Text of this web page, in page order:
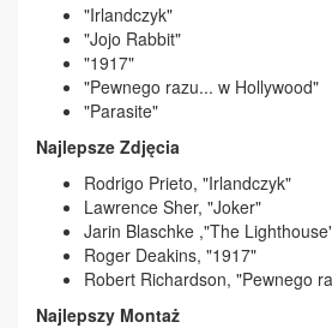
"Irlandczyk"
"Jojo Rabbit"
"1917"
"Pewnego razu... w Hollywood"
"Parasite"
Najlepsze Zdjęcia
Rodrigo Prieto, "Irlandczyk"
Lawrence Sher, "Joker"
Jarin Blaschke ,"The
Roger Deakins, "1917"
Robert Richardson, "Pewnego
Najlepszy Montaż